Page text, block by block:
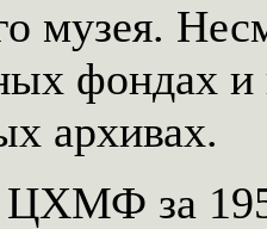
музея.
фондах
архивах.
ЦХМФ за